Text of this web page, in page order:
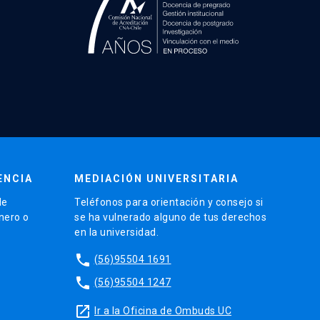
o
MEDIACIÓN UNIVERSITARIA
Teléfonos para orientación y consejo si
se ha vulnerado alguno de tus derechos
en la universidad.
phone (56)95504 1691
phone (56)95504 1247
launch Ir a la Oficina de Ombuds UC